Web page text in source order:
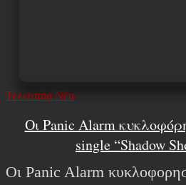
Τελευταία Νέα
Οι Panic Alarm
single “Shadow
Οι Panic Alarm